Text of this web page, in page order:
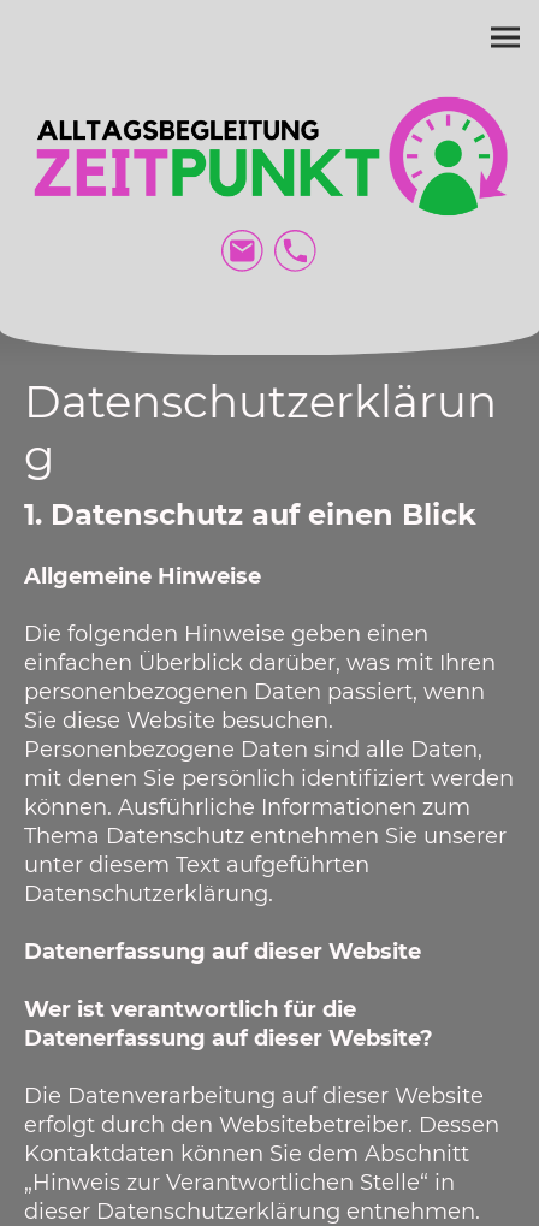
Datenschutzerklärun
g
1. Datenschutz auf einen Blick
Allgemeine Hinweise
Die folgenden Hinweise geben einen
einfachen Überblick darüber, was mit Ihren
personenbezogenen Daten passiert, wenn
Sie diese Website besuchen.
Personenbezogene Daten sind alle Daten,
mit denen Sie persönlich identifiziert werden
können. Ausführliche Informationen zum
Thema Datenschutz entnehmen Sie unserer
unter diesem Text aufgeführten
Datenschutzerklärung.
Datenerfassung auf dieser Website
Wer ist verantwortlich für die
Datenerfassung auf dieser Website?
Die Datenverarbeitung auf dieser Website
erfolgt durch den Websitebetreiber. Dessen
Kontaktdaten können Sie dem Abschnitt
„Hinweis zur Verantwortlichen Stelle“ in
dieser Datenschutzerklärung entnehmen.